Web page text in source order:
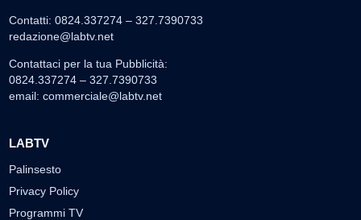
Contatti: 0824.337274 – 327.7390733
redazione@labtv.net
Contattaci per la tua Pubblicità:
0824.337274 – 327.7390733
email: commerciale@labtv.net
LABTV
Palinsesto
Privacy Policy
Programmi TV